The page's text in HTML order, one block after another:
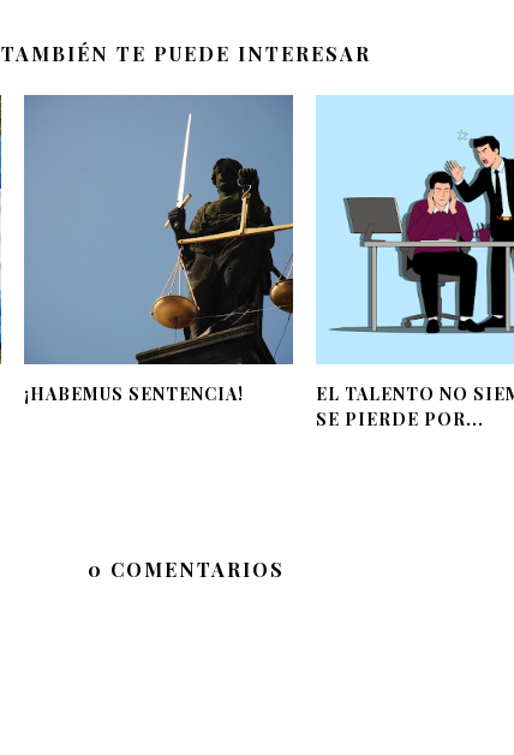
TAMBIÉN TE PUEDE INTERESAR
¡HABEMUS SENTENCIA!
EL TALENTO NO
SE PIERDE POR...
0 COMENTARIOS